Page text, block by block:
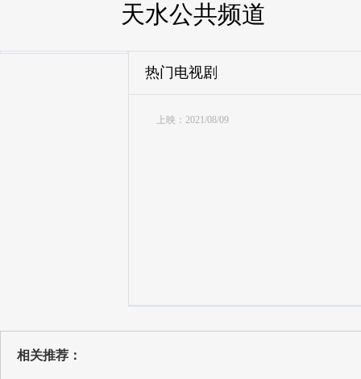
天水公共频道
热门电视剧
上映：2021/08/09
相关推荐：